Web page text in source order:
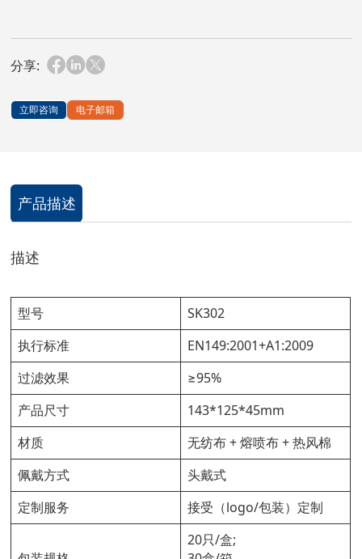
分享:
立即咨询 电子邮箱
产品描述
描述
型号
SK302
执行标准
EN149:2001+A1:2009
过滤效果
≥95%
产品尺寸
143*125*45mm
材质
无纺布 + 熔喷布 + 热风棉
佩戴方式
头戴式
定制服务
接受（logo/包装）定制
20只/盒;